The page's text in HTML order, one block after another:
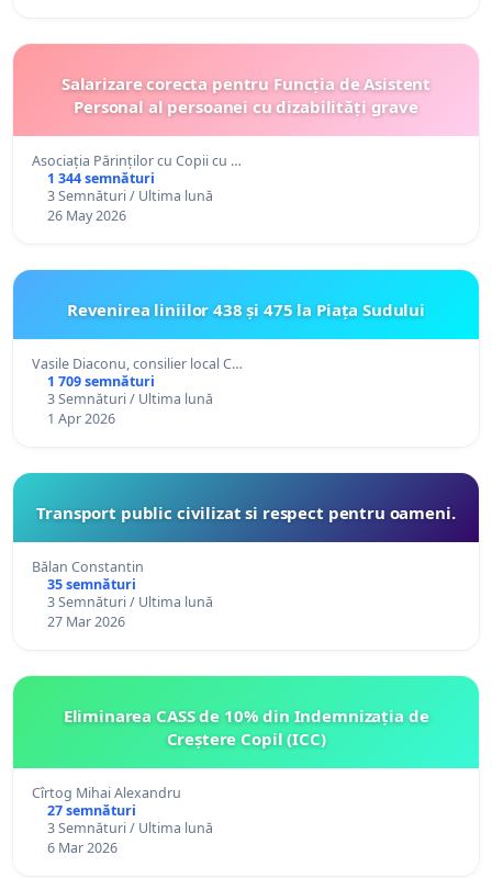
Salarizare corecta pentru Funcția de Asistent
Personal al persoanei cu dizabilități grave
Asociația Părinților cu Copii cu …
1 344 semnături
3 Semnături / Ultima lună
26 May 2026
Revenirea liniilor 438 și 475 la Piața Sudului
Vasile Diaconu, consilier local C…
1 709 semnături
3 Semnături / Ultima lună
1 Apr 2026
Transport public civilizat si respect pentru oameni.
Bălan Constantin
35 semnături
3 Semnături / Ultima lună
27 Mar 2026
Eliminarea CASS de 10% din Indemnizația de
Creștere Copil (ICC)
Cîrtog Mihai Alexandru
27 semnături
3 Semnături / Ultima lună
6 Mar 2026